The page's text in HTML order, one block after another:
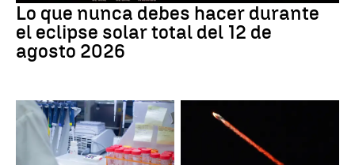
Lo que nunca debes hacer durante
el eclipse solar total del 12 de
agosto 2026